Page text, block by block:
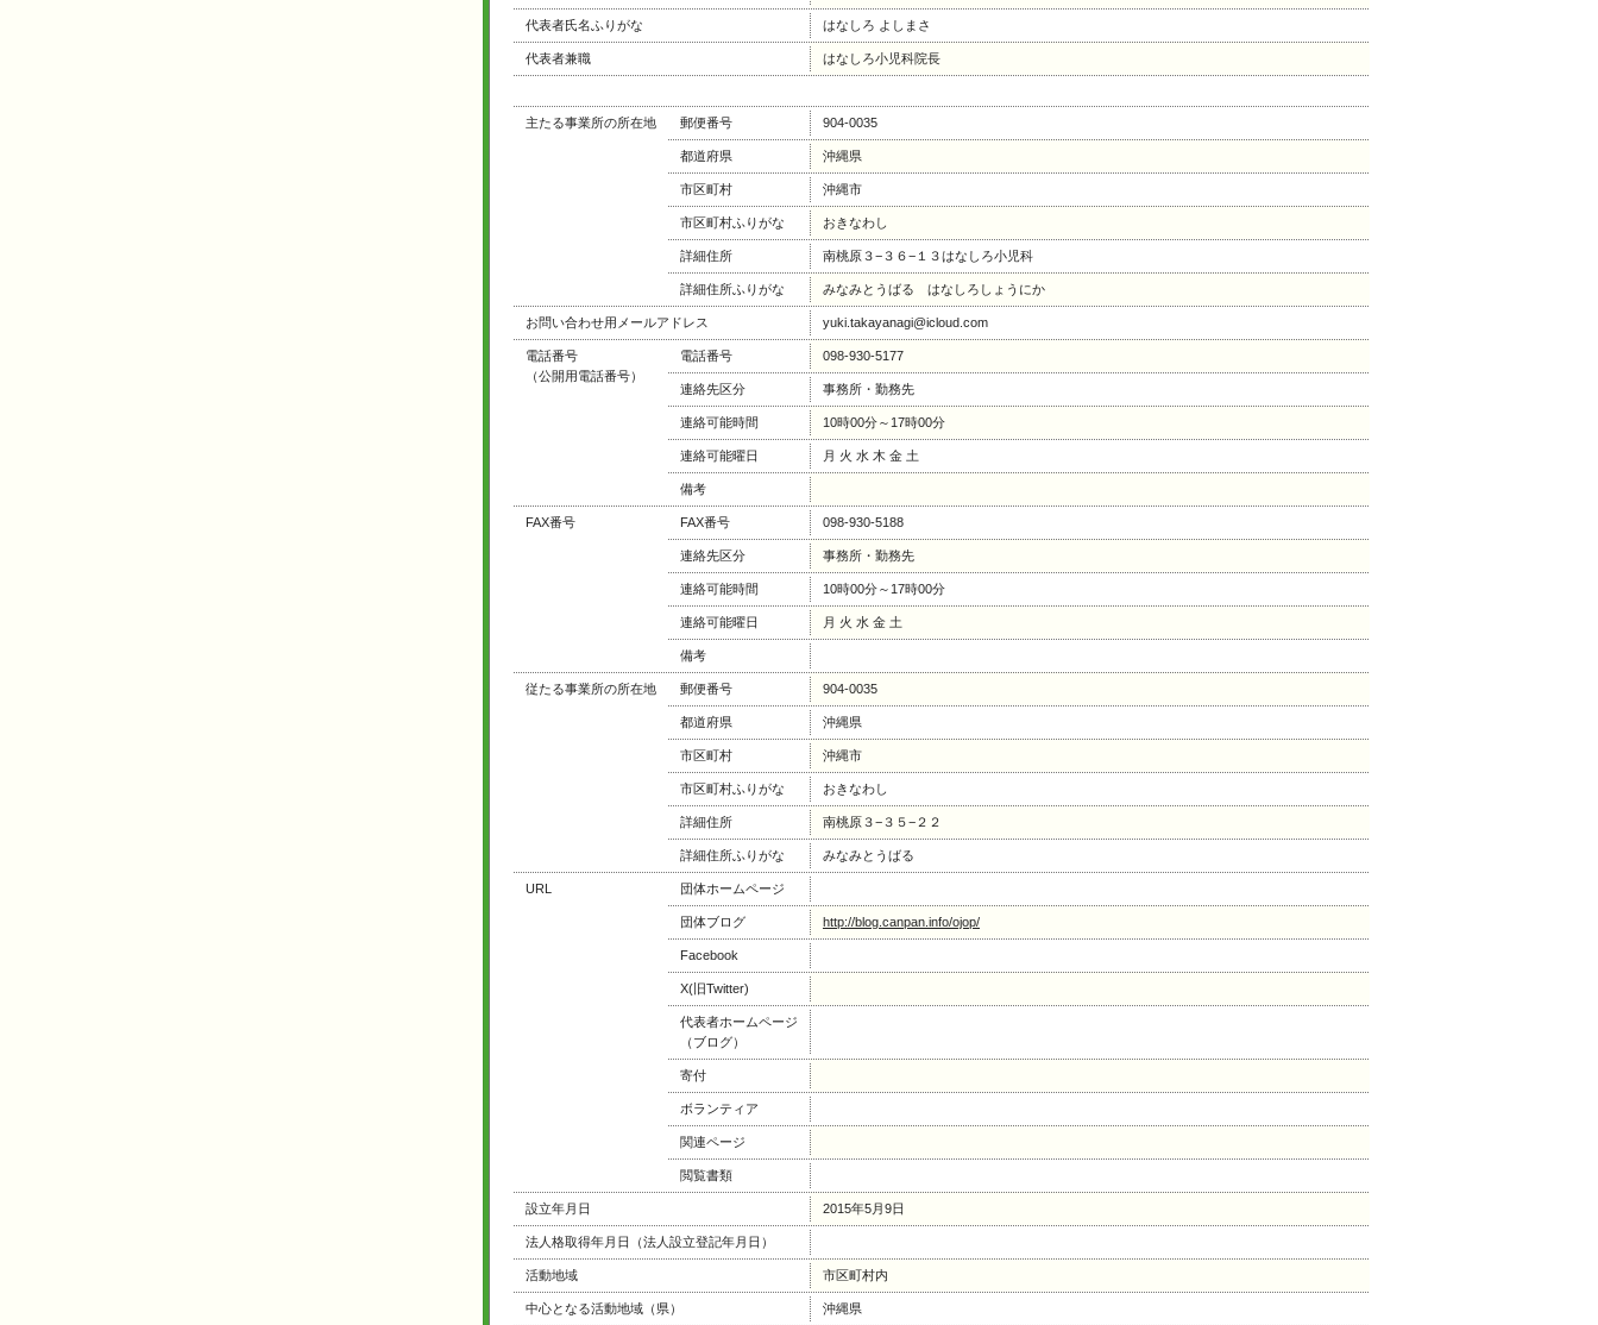
代表者氏名ふりがな はなしろ よしまさ
代表者兼職 はなしろ小児科院長
主たる事業所の所在地 郵便番号 904-0035
都道府県 沖縄県
市区町村 沖縄市
市区町村ふりがな おきなわし
詳細住所 南桃原３−３６−１３はなしろ小児科
詳細住所ふりがな みなみとうばる はなしろしょうにか
お問い合わせ用メールアドレス yuki.takayanagi@icloud.com
電話番号
（公開用電話番号）
電話番号 098-930-5177
連絡先区分 事務所・勤務先
連絡可能時間 10時00分～17時00分
連絡可能曜日 月 火 水 木 金 土
備考
FAX番号 FAX番号 098-930-5188
連絡先区分 事務所・勤務先
連絡可能時間 10時00分～17時00分
連絡可能曜日 月 火 水 金 土
備考
従たる事業所の所在地 郵便番号 904-0035
都道府県 沖縄県
市区町村 沖縄市
市区町村ふりがな おきなわし
詳細住所 南桃原３−３５−２２
詳細住所ふりがな みなみとうばる
URL 団体ホームページ
団体ブログ http://blog.canpan.info/ojop/
Facebook
X(旧Twitter)
代表者ホームページ
（ブログ）
寄付
ボランティア
関連ページ
閲覧書類
設立年月日 2015年5月9日
法人格取得年月日（法人設立登記年月日）
活動地域 市区町村内
中心となる活動地域（県） 沖縄県